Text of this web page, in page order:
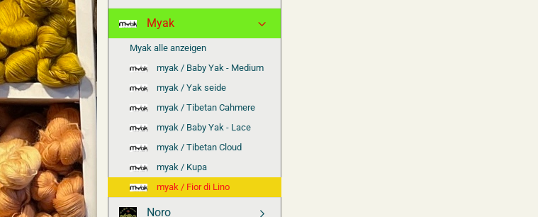
Myak
Myak alle anzeigen
myak / Baby Yak - Medium
myak / Yak seide
myak / Tibetan Cahmere
myak / Baby Yak - Lace
myak / Tibetan Cloud
myak / Kupa
myak / Fior di Lino
Noro